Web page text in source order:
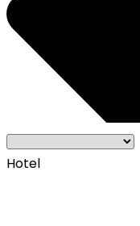
Hotel